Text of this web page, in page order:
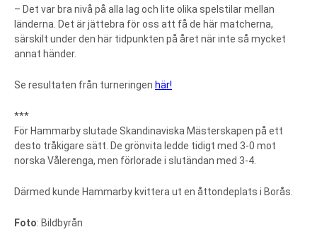
– Det var bra nivå på alla lag och lite olika spelstilar mellan
länderna. Det är jättebra för oss att få de här matcherna,
särskilt under den här tidpunkten på året när inte så mycket
annat händer.
Se resultaten från turneringen här!
***
För Hammarby slutade Skandinaviska Mästerskapen på ett
desto tråkigare sätt. De grönvita ledde tidigt med 3-0 mot
norska Vålerenga, men förlorade i slutändan med 3-4.
Därmed kunde Hammarby kvittera ut en åttondeplats i Borås.
Foto: Bildbyrån